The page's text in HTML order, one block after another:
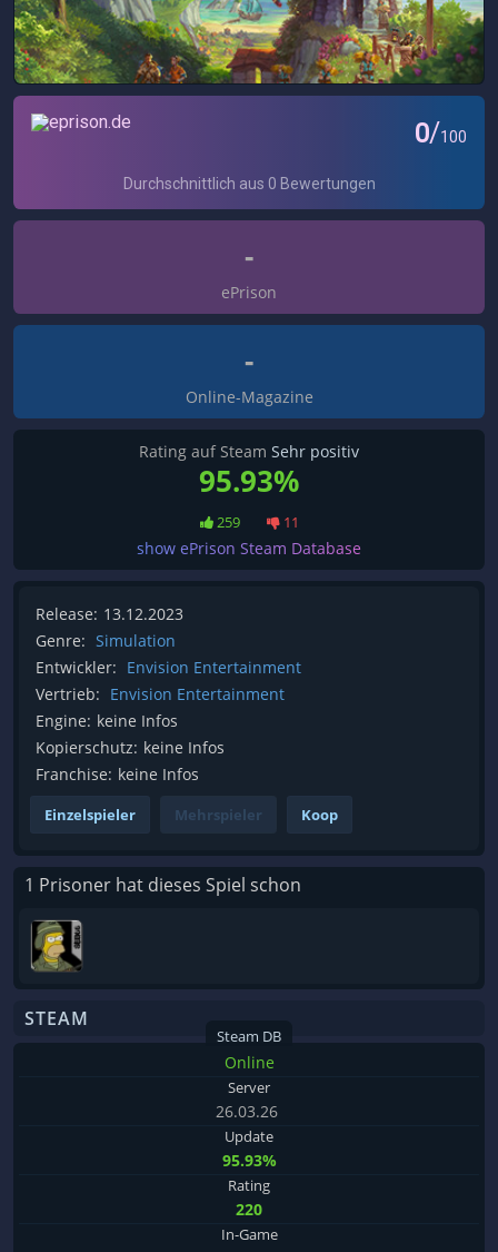
-
ePrison
-
Online-Magazine
Rating auf Steam Sehr positiv
95.93%
259 11
show ePrison Steam Database
Release: 13.12.2023
Genre: Simulation
Entwickler: Envision Entertainment
Vertrieb: Envision Entertainment
Engine: keine Infos
Kopierschutz: keine Infos
Franchise: keine Infos
Einzelspieler Mehrspieler Koop
1 Prisoner hat dieses Spiel schon
STEAM
Steam DB
Online
Server
26.03.26
Update
95.93%
Rating
220
In-Game